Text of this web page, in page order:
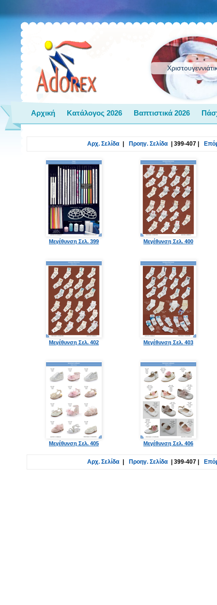
Αρχική Κατάλογος 2026 Βαπτιστικά 2026
Αρχ. Σελίδα Προηγ. Σελίδα 399-407
Μεγέθυνση Σελ. 399 Μεγέθυνση Σελ. 400
Μεγέθυνση Σελ. 402 Μεγέθυνση Σελ. 403
Μεγέθυνση Σελ. 405 Μεγέθυνση Σελ. 406
Αρχ. Σελίδα Προηγ. Σελίδα 399-407